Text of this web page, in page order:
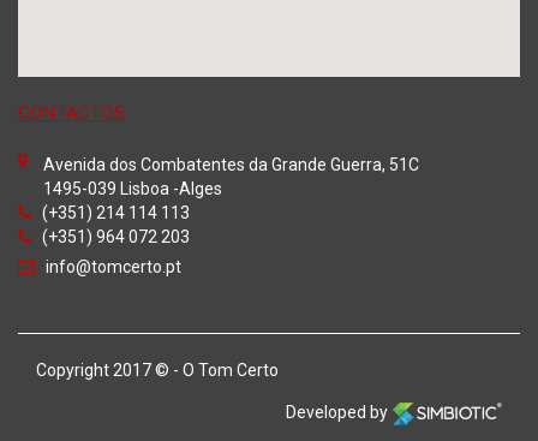
CONTACTOS
Avenida dos Combatentes da Grande Guerra, 51C
1495-039 Lisboa -Alges
(+351) 214 114 113
(+351) 964 072 203
info@tomcerto.pt
Copyright 2017 © - O Tom Certo
Developed by